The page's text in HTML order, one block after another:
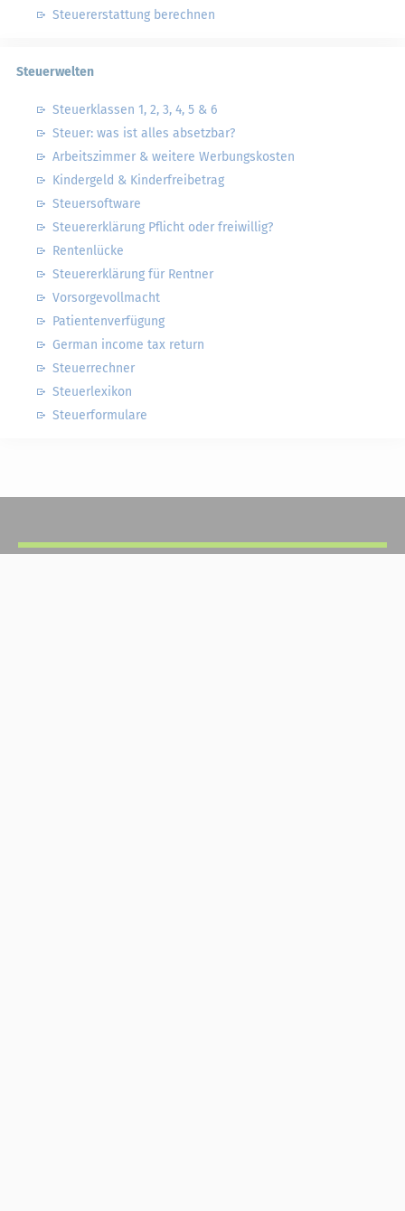
Steuererstattung berechnen
Steuerwelten
Steuerklassen 1, 2, 3, 4, 5 & 6
Steuer: was ist alles absetzbar?
Arbeitszimmer & weitere Werbungskosten
Kindergeld & Kinderfreibetrag
Steuersoftware
Steuererklärung Pflicht oder freiwillig?
Rentenlücke
Steuererklärung für Rentner
Vorsorgevollmacht
Patientenverfügung
German income tax return
Steuerrechner
Steuerlexikon
Steuerformulare